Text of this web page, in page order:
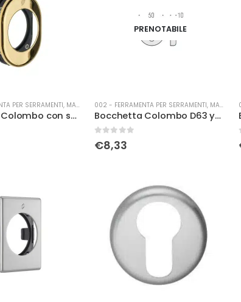
PER SERRAMENTI, MANIGLIERIA
Bocchetta Colombo con sottorosetta pvd
PRENOTABILE
002 - FERRAMENTA PER SERRAMENTI, MANIGLIERIA
Bocchetta Colombo D63 yale nera
Su 5
€8,33